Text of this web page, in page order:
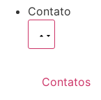
Contato
Contatos